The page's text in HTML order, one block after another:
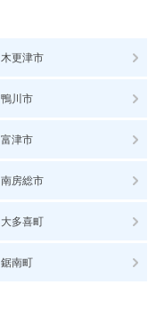
木更津市
鴨川市
富津市
南房総市
大多喜町
鋸南町